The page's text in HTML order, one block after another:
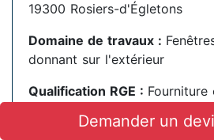
19300 Rosiers-d'Égletons
Domaine de travaux :
donnant sur l'extérieur
Qualification RGE :
petit collectif et petit tertiaire
Demander un